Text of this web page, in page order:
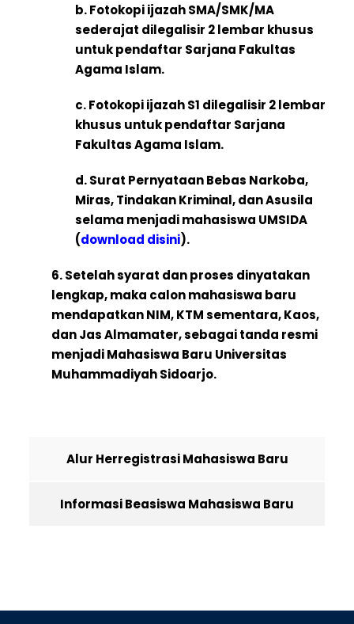
b. Fotokopi ijazah SMA/SMK/MA
sederajat dilegalisir 2 lembar khusus
untuk pendaftar Sarjana Fakultas
Agama Islam.
c. Fotokopi ijazah S1 dilegalisir 2 lembar
khusus untuk pendaftar Sarjana
Fakultas Agama Islam.
d. Surat Pernyataan Bebas Narkoba,
Miras, Tindakan Kriminal, dan Asusila
selama menjadi mahasiswa UMSIDA
(download disini).
6. Setelah syarat dan proses dinyatakan
lengkap, maka calon mahasiswa baru
mendapatkan NIM, KTM sementara, Kaos,
dan Jas Almamater, sebagai tanda resmi
menjadi Mahasiswa Baru Universitas
Muhammadiyah Sidoarjo.
Alur Herregistrasi Mahasiswa Baru
Informasi Beasiswa Mahasiswa Baru